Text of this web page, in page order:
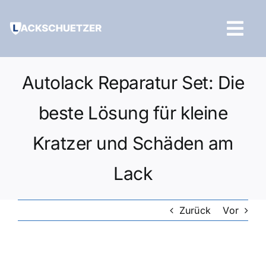
Inhalt
Autolack Reparatur Set: Die
beste Lösung für kleine
Kratzer und Schäden am
Lack
Zurück Vor